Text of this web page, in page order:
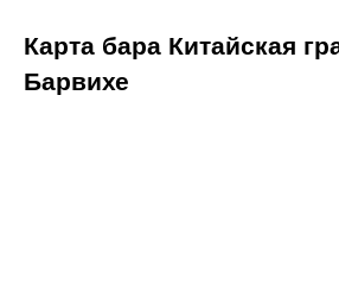
Карта бара Китайская
Барвихе